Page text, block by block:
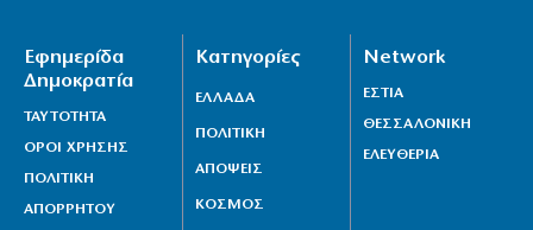
Εφημερίδα
Δημοκρατία
ΤΑΥΤΟΤΗΤΑ
ΟΡΟΙ ΧΡΗΣΗΣ
ΠΟΛΙΤΙΚΗ
ΑΠΟΡΡΗΤΟΥ
Κατηγορίες
ΕΛΛΑΔΑ
ΠΟΛΙΤΙΚΗ
ΑΠΟΨΕΙΣ
ΚΟΣΜΟΣ
Network
ΕΣΤΙΑ
ΘΕΣΣΑΛΟΝΙΚΗ
ΕΛΕΥΘΕΡΙΑ